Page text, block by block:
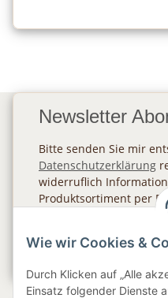
Newsletter
Bitte senden Sie mir
Datenschutzerklärung
widerruflich
Produktsortiment per
Wie wir Cookies &
Durch Klicken auf „Alle
Einsatz folgender Dienste